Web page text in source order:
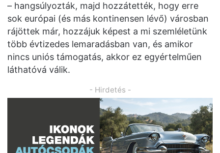
– hangsúlyozták, majd hozzátették, hogy erre
sok európai (és más kontinensen lévő) városban
rájöttek már, hozzájuk képest a mi szemléletünk
több évtizedes lemaradásban van, és amikor
nincs uniós támogatás, akkor ez egyértelműen
láthatóvá válik.
- Hirdetés -